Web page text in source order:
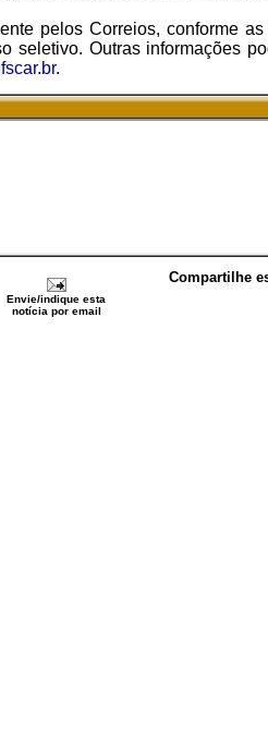
pelos Correios, conforme
seletivo. Outras informações
.
Compartilhe
Envie/indique esta
notícia por email